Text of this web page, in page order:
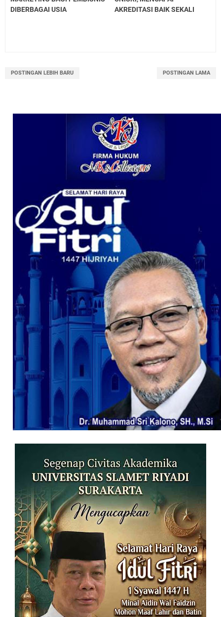
DIBERBAGAI USIA
AKREDITASI BAIK SEKALI
POSTINGAN LEBIH BARU POSTINGAN LAMA